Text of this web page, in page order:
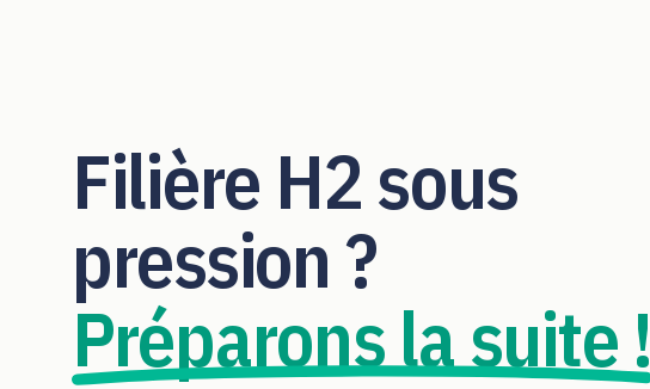
Filière H2 sous
pression ?
Préparons la suite !